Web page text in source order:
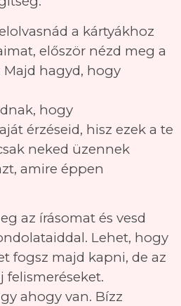
a kártyákhoz
először nézd meg a
Majd hagyd, hogy
hogy
érzéseid, hisz ezek a te
neked üzennek
amire éppen
az írásomat és vesd
Lehet, hogy
fogsz majd kapni, de az
felismeréseket.
ahogy van. Bízz